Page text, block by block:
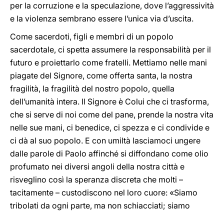
per la corruzione e la speculazione, dove l’aggressività
e la violenza sembrano essere l’unica via d’uscita.
Come sacerdoti, figli e membri di un popolo
sacerdotale, ci spetta assumere la responsabilità per il
futuro e proiettarlo come fratelli. Mettiamo nelle mani
piagate del Signore, come offerta santa, la nostra
fragilità, la fragilità del nostro popolo, quella
dell’umanità intera. Il Signore è Colui che ci trasforma,
che si serve di noi come del pane, prende la nostra vita
nelle sue mani, ci benedice, ci spezza e ci condivide e
ci dà al suo popolo. E con umiltà lasciamoci ungere
dalle parole di Paolo affinché si diffondano come olio
profumato nei diversi angoli della nostra città e
risveglino così la speranza discreta che molti –
tacitamente – custodiscono nel loro cuore: «Siamo
tribolati da ogni parte, ma non schiacciati; siamo